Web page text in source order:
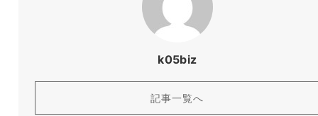
k05biz
記事一覧へ